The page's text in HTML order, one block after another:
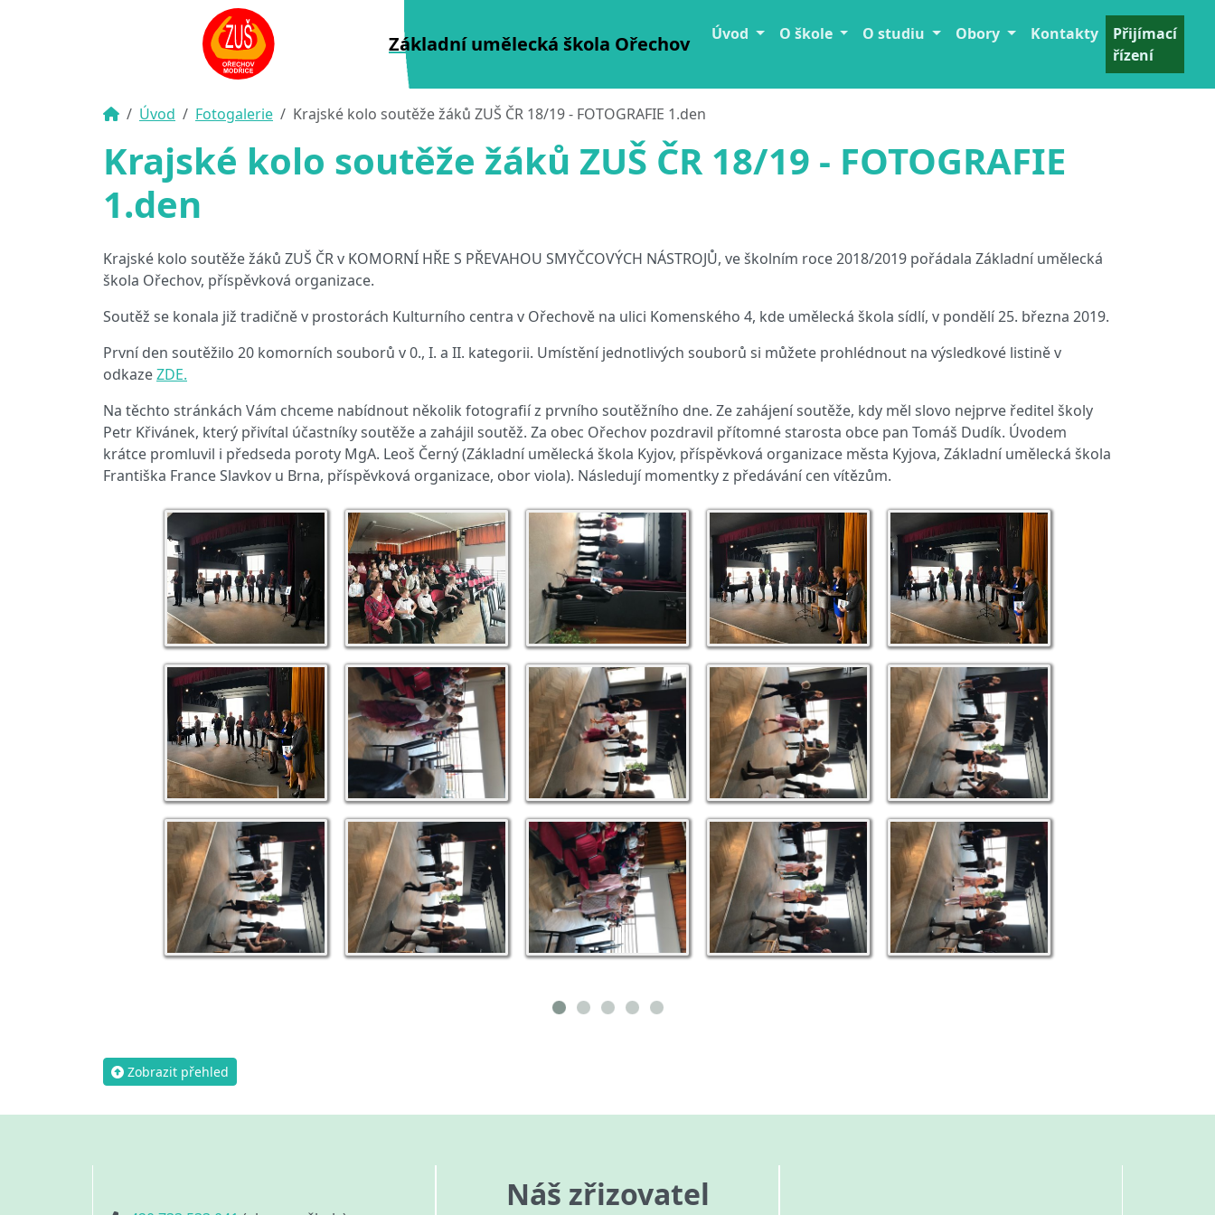
Základní umělecká škola Ořechov Úvod O škole O studiu Obory Kontakty
Přijímací
řízení
Úvod Fotogalerie Krajské kolo soutěže žáků ZUŠ ČR 18/19 - FOTOGRAFIE 1.den
Krajské kolo soutěže žáků ZUŠ ČR 18/19 - FOTOGRAFIE
1.den
Krajské kolo soutěže žáků ZUŠ ČR v KOMORNÍ HŘE S PŘEVAHOU SMYČCOVÝCH NÁSTROJŮ, ve školním roce 2018/2019 pořádala Základní umělecká
škola Ořechov, příspěvková organizace.
Soutěž se konala již tradičně v prostorách Kulturního centra v Ořechově na ulici Komenského 4, kde umělecká škola sídlí, v pondělí 25. března 2019.
První den soutěžilo 20 komorních souborů v 0., I. a II. kategorii. Umístění jednotlivých souborů si můžete prohlédnout na výsledkové listině v
odkazeZDE.
Na těchto stránkách Vám chceme nabídnout několik fotografií z prvního soutěžního dne. Ze zahájení soutěže, kdy měl slovo nejprve ředitel školy
Petr Křivánek, který přivítal účastníky soutěže a zahájil soutěž. Za obec Ořechov pozdravil přítomné starosta obce pan Tomáš Dudík. Úvodem
krátce promluvil i předseda poroty MgA. Leoš Černý (Základní umělecká škola Kyjov, příspěvková organizace města Kyjova, Základní umělecká škola
Františka France Slavkov u Brna, příspěvková organizace, obor viola). Následují momentky z předávání cen vítězům.
Zobrazit přehled
Náš zřizovatel